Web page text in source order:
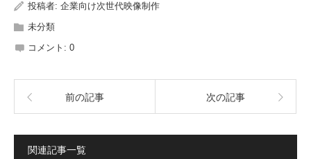
投稿者: 企業向け次世代映像制作
未分類
コメント: 0
前の記事 次の記事
関連記事一覧